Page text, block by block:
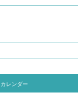
カレンダー